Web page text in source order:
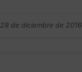
29 de diciembre de 2016